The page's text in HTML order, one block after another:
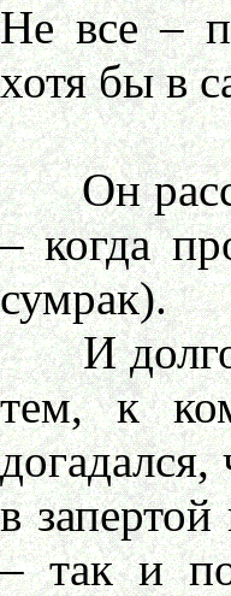
Не все –
хотя бы в
Он
– когда
сумрак).
И долго
тем, к
догадался,
в
– так и